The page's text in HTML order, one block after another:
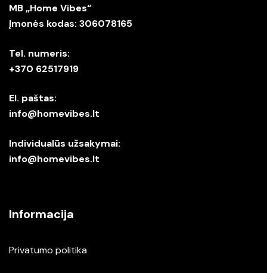
MB „Home Vibes“
Įmonės kodas: 306078165
Tel. numeris:
+370 62517919
El. paštas:
info@homevibes.lt
Individualūs užsakymai:
info@homevibes.lt
Informacija
Privatumo politika